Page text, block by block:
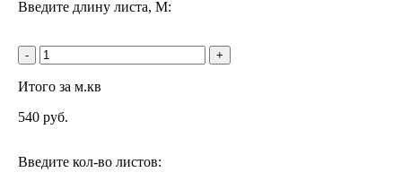
Введите длину листа, М:
- +
Итого за м.кв
540 руб.
Введите кол-во листов: